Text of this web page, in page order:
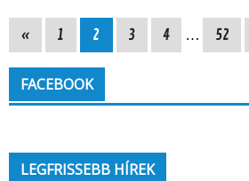
« 1 2 3 4 … 52
FACEBOOK
LEGFRISSEBB HÍREK